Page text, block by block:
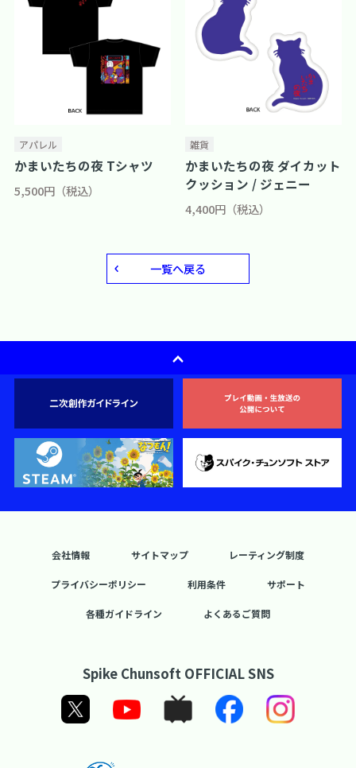
アパレル
かまいたちの夜 Tシャツ
5,500円（税込）
雑貨
かまいたちの夜 ダイカット
クッション / ジェニー
4,400円（税込）
一覧へ戻る
会社情報 サイトマップ レーティング制度
プライバシーポリシー 利用条件 サポート
各種ガイドライン よくあるご質問
Spike Chunsoft OFFICIAL SNS